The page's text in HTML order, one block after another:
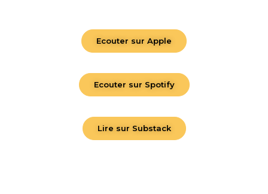
Ecouter sur Apple
Ecouter sur Spotify
Lire sur Substack